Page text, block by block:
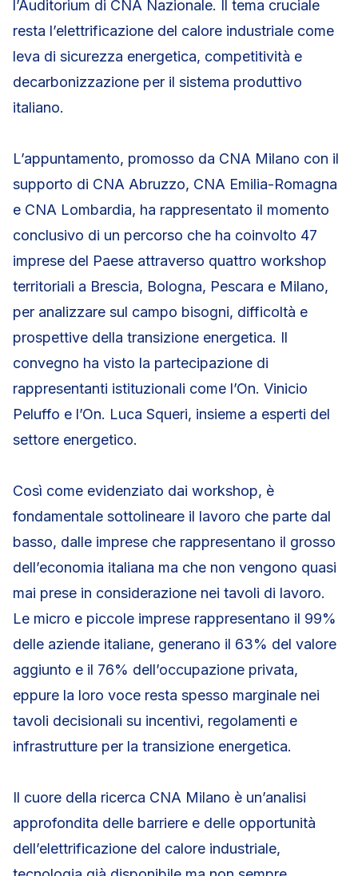
l’Auditorium di CNA Nazionale. Il tema cruciale
resta l’elettrificazione del calore industriale come
leva di sicurezza energetica, competitività e
decarbonizzazione per il sistema produttivo
italiano.
L’appuntamento, promosso da CNA Milano con il
supporto di CNA Abruzzo, CNA Emilia-Romagna
e CNA Lombardia, ha rappresentato il momento
conclusivo di un percorso che ha coinvolto 47
imprese del Paese attraverso quattro workshop
territoriali a Brescia, Bologna, Pescara e Milano,
per analizzare sul campo bisogni, difficoltà e
prospettive della transizione energetica. Il
convegno ha visto la partecipazione di
rappresentanti istituzionali come l’On. Vinicio
Peluffo e l’On. Luca Squeri, insieme a esperti del
settore energetico.
Così come evidenziato dai workshop, è
fondamentale sottolineare il lavoro che parte dal
basso, dalle imprese che rappresentano il grosso
dell’economia italiana ma che non vengono quasi
mai prese in considerazione nei tavoli di lavoro.
Le micro e piccole imprese rappresentano il 99%
delle aziende italiane, generano il 63% del valore
aggiunto e il 76% dell’occupazione privata,
eppure la loro voce resta spesso marginale nei
tavoli decisionali su incentivi, regolamenti e
infrastrutture per la transizione energetica.
Il cuore della ricerca CNA Milano è un’analisi
approfondita delle barriere e delle opportunità
dell’elettrificazione del calore industriale,